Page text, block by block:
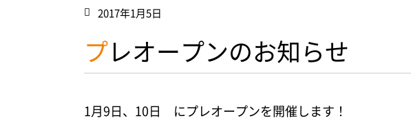
2017年1月5日
プレオープンのお知らせ
1月9日、10日 にプレオープンを開催します！